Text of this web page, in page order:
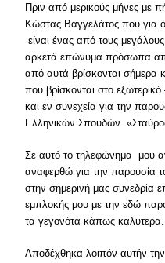
Πριν από μερικούς μήνες με
Κώστας Βαγγελάτος που για
είναι ένας από τους
αρκετά επώνυμα πρόσωπα
από αυτά βρίσκονται σήμερα
που βρίσκονται στο
και εν συνεχεία για την
Ελληνικών Σπουδών
Σε αυτό το τηλεφώνημα μου
αναφερθώ για την παρουσία
στην σημερινή μας συνεδρία
εμπλοκής μου με την εδώ
τα γεγονότα κάπως καλύτερα.
Αποδέχθηκα λοιπόν αυτήν